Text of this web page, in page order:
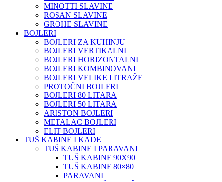
MINOTTI SLAVINE
ROSAN SLAVINE
GROHE SLAVINE
BOJLERI
BOJLERI ZA KUHINJU
BOJLERI VERTIKALNI
BOJLERI HORIZONTALNI
BOJLERI KOMBINOVANI
BOJLERI VELIKE LITRAŽE
PROTOČNI BOJLERI
BOJLERI 80 LITARA
BOJLERI 50 LITARA
ARISTON BOJLERI
METALAC BOJLERI
ELIT BOJLERI
TUŠ KABINE I KADE
TUŠ KABINE I PARAVANI
TUŠ KABINE 90X90
TUŠ KABINE 80×80
PARAVANI